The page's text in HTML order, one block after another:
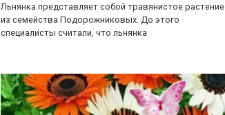
Льнянка представляет собой травянистое растение
из семейства Подорожниковых. До этого
специалисты считали, что льнянка